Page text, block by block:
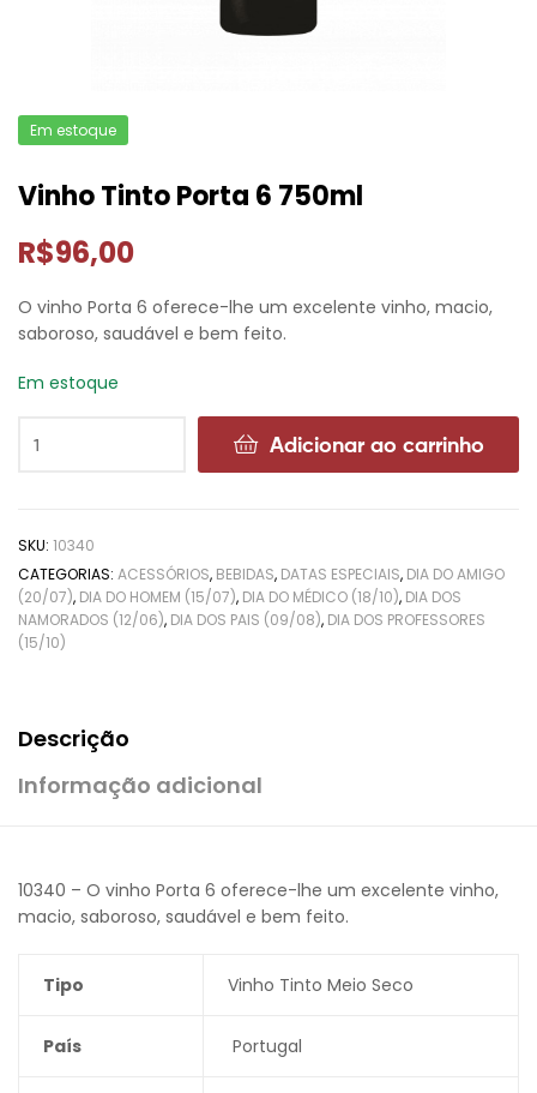
Em estoque
Vinho Tinto Porta 6 750ml
R$96,00
O vinho Porta 6 oferece-lhe um excelente vinho, macio,
saboroso, saudável e bem feito.
Em estoque
Adicionar ao carrinho
SKU: 10340
CATEGORIAS: ACESSÓRIOS, BEBIDAS, DATAS ESPECIAIS, DIA DO AMIGO
(20/07), DIA DO HOMEM (15/07), DIA DO MÉDICO (18/10), DIA DOS
NAMORADOS (12/06), DIA DOS PAIS (09/08), DIA DOS PROFESSORES
(15/10)
Descrição
Informação adicional
10340 – O vinho Porta 6 oferece-lhe um excelente vinho,
macio, saboroso, saudável e bem feito.
Tipo Vinho Tinto Meio Seco
País Portugal